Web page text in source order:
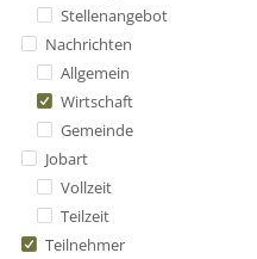
Stellenangebot
Nachrichten
Allgemein
Wirtschaft
Gemeinde
Jobart
Vollzeit
Teilzeit
Teilnehmer